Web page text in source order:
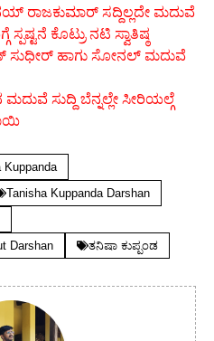
ರಾಜಕುಮಾರ್ ಸದ್ದಿಲ್ಲದೇ ಮದುವೆ
ಕೊಟ್ರು ನಟಿ ಸ್ವಾತಿಷ್ಠ
ಸುಧೀರ್ ಹಾಗು ಸೋನಲ್ ಮದುವೆ
ಸುದ್ದಿ ಬೆನ್ನಲ್ಲೇ ಸೀರಿಯಲ್ಗೆ
Kuppanda
Tanisha Kuppanda Darshan
Darshan
ತನಿಷಾ ಕುಪ್ಪಂಡ